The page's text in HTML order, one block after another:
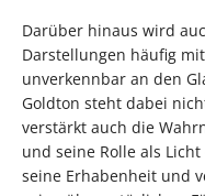
Darüber hinaus wird
Darstellungen häufig
unverkennbar an den
Goldton steht dabei
verstärkt auch die
und seine Rolle als
seine Erhabenheit und